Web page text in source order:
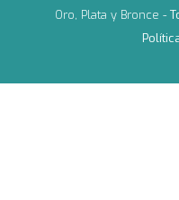
Oro, Plata y Bronce -